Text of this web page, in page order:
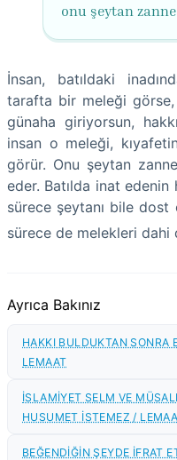
onu şeytan
İnsan, batıldaki
tarafta bir meleği görse,
günaha giriyorsun,
insan o meleği,
görür. Onu şeytan
eder. Batılda inat
sürece şeytanı bile
sürece de melekleri dahi
Ayrıca Bakınız
HAKKI BULDUKTAN SONRA
LEMAAT
İSLAMİYET SELM VE
HUSUMET İSTEMEZ /
BEĞENDİĞİN ŞEYDE İFRAT